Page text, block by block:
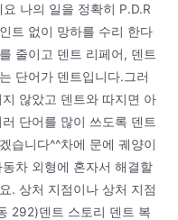
나의 일을 정확히 P.D.R
트 없이 망하를 수리 한다
줄이고 덴트 리페어, 덴트
단어가 덴트입니다.그러
않았고 덴트와 따지면 아
단어를 많이 쓰도록 덴트
습니다^^차에 문에 궤양이
차 외형에 혼자서 해결할
. 상처 지점이나 상처 지점
292)덴트 스토리 덴트 복